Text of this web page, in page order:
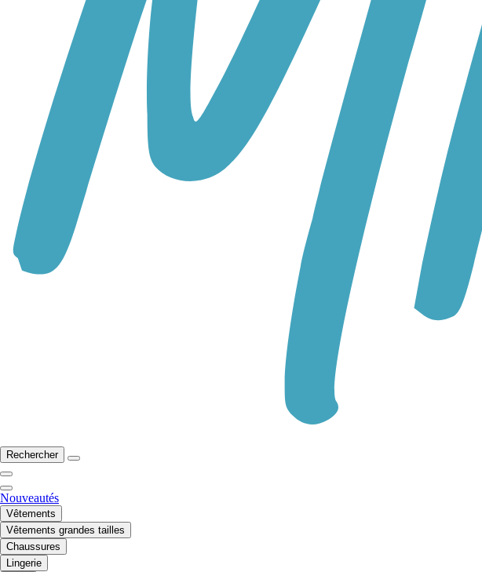
Rechercher
Nouveautés
Vêtements
Vêtements grandes tailles
Chaussures
Lingerie